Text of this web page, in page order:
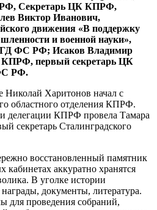
Секретарь ЦК КПРФ,
Виктор Иванович,
движения «В поддержку
и военной науки»,
ФС РФ; Исаков Владимир
КПРФ, первый секретарь ЦК
РФ.
Николай Харитонов начал с
областного отделения КПРФ.
делегации КПРФ провела Тамара
секретарь Сталинградского
восстановленный памятник
аккуратно хранятся
В уголке истории
документы, литература.
для проведения собраний,